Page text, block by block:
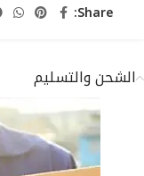
Share:
الشحن والتسليم